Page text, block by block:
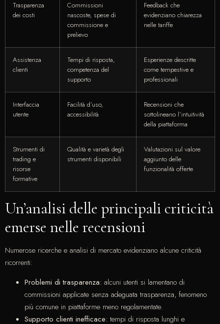
Trasparenza
dei costi
Commissioni
nascoste, spese di
commissione e
prelievo
Feedback che
evidenziano chiarezza
nelle tariffe
Assistenza
clienti
Tempi di risposta,
competenza del
supporto
Esperienze descritte
come tempestive e
professionali
Interfaccia
utente
Facilità d’uso,
accessibilità
Recensioni che
sottolineano l’intuitività
della piattaforma
Strumenti di
trading e
risorse
formative
Qualità e varietà degli
strumenti disponibili
Valutazioni sul valore
aggiunto delle
funzionalità offerte
Un’analisi delle principali criticità
emerse nelle recensioni
Numerose ricerche e analisi di mercato evidenziano alcune criticità
ricorrenti:
Problemi di trasparenza: alcuni utenti si lamentano di
commissioni applicate senza adeguata trasparenza, fenomeno
più comune in piattaforme meno regolamentate.
Supporto clienti inefficace: tempi di risposta lunghi e